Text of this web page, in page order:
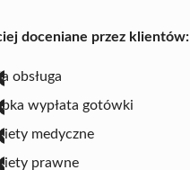
doceniane przez klientów:
obsługa
wypłata gotówki
medyczne
prawne